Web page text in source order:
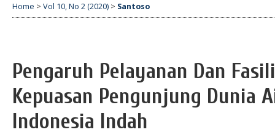
Home > Vol 10, No 2 (2020) > Santoso
Pengaruh Pelayanan Dan
Kepuasan Pengunjung Dunia
Indonesia Indah